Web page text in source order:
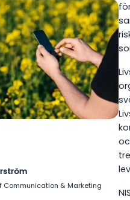
Communication & Marketing